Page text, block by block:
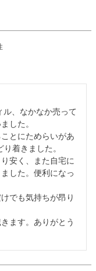
、なかなか売って
した。
とにためらいがあ
着きました。
安く、また自宅に
した。便利になっ
でも気持ちが昂り
ます。ありがとう